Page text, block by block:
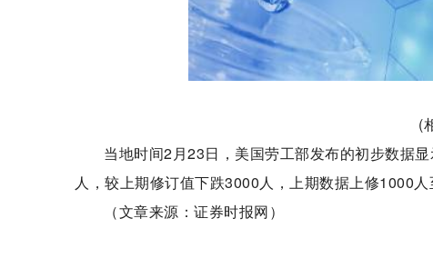
(
当地时间2月23日，美国劳工部发布的初步数据
人，较上期修订值下跌3000人，上期数据上修1000人
（文章来源：证券时报网）